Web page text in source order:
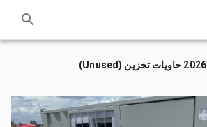
2026 حاويات تخزين (Unused)